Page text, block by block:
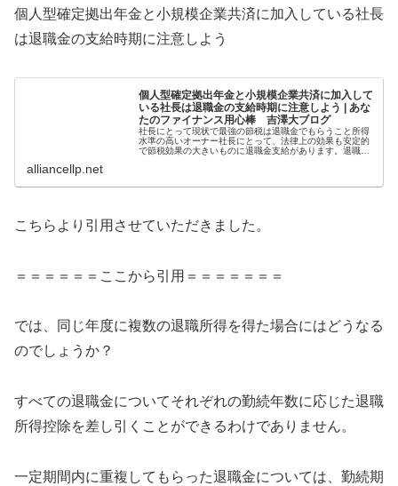
個人型確定拠出年金と小規模企業共済に加入している社長
は退職金の支給時期に注意しよう
個人型確定拠出年金と小規模企業共済に加入して
いる社長は退職金の支給時期に注意しよう | あな
たのファイナンス用心棒 吉澤大ブログ
社長にとって現状で最強の節税は退職金でもらうこと所得
水準の高いオーナー社長にとって、法律上の効果も安定的
で節税効果の大きいものに退職金支給があります。退職金
alliancellp.net
こちらより引用させていただきました。
＝＝＝＝＝＝ここから引用＝＝＝＝＝＝＝
では、同じ年度に複数の退職所得を得た場合にはどうなる
のでしょうか？
すべての退職金についてそれぞれの勤続年数に応じた退職
所得控除を差し引くことができるわけでありません。
一定期間内に重複してもらった退職金については、勤続期